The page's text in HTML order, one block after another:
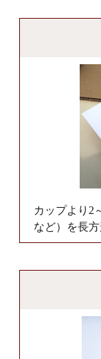
カップより2
など）を長方